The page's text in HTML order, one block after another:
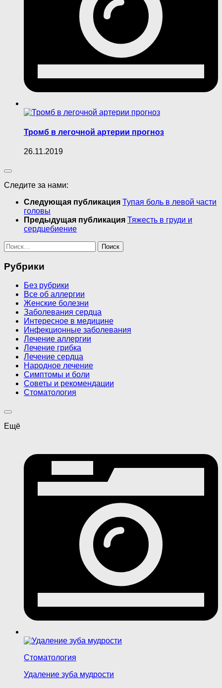
Тромб в легочной артерии прогноз
26.11.2019
Следите за нами:
Следующая публикация Тупая боль в левой части
головы
Предыдущая публикация Тяжесть в груди и
сердцебиение
Найти:
Рубрики
Без рубрики
Все об аллергии
Женские болезни
Заболевания сердца
Интересное в медицине
Инфекционные заболевания
Лечение аллергии
Лечение грибка
Лечение сердца
Народное лечение
Симптомы и боли
Советы и рекомендации
Стоматология
Ещё
Стоматология
Удаление зуба мудрости